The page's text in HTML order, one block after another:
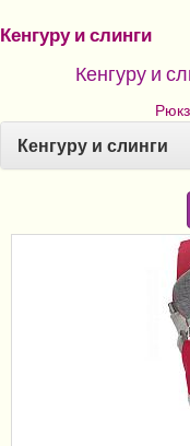
Детский транспорт
Летние товары
Мебель и
Постельные
Кенгуру и слинги
Кенгуру и
Кенгуру и слинги